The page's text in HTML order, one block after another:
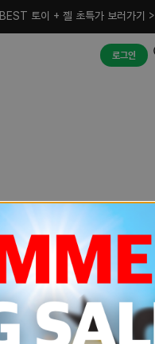
BEST 토이 + 젤 초특가 보러가기 >
로그인
예상치 못한 에러입니다.